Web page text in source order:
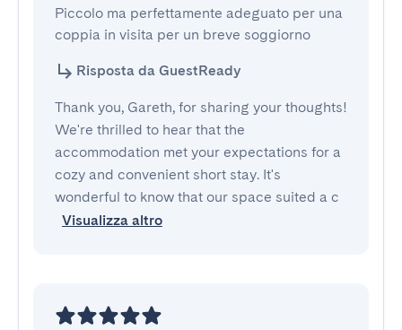
Piccolo ma perfettamente adeguato per una
coppia in visita per un breve soggiorno
Risposta da GuestReady
Thank you, Gareth, for sharing your thoughts!
We're thrilled to hear that the
accommodation met your expectations for a
cozy and convenient short stay. It's
wonderful to know that our space suited a c
Visualizza altro